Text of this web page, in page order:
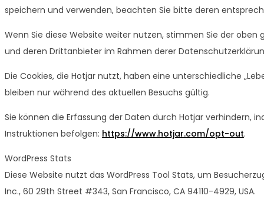
speichern und verwenden, beachten Sie bitte deren
Wenn Sie diese Website weiter nutzen, stimmen Sie der
und deren Drittanbieter im Rahmen derer
Die Cookies, die Hotjar nutzt, haben eine unterschiedliche
bleiben nur während des aktuellen Besuchs gültig.
Sie können die Erfassung der Daten durch Hotjar verhindern,
Instruktionen befolgen: https://www.hotjar.com/opt-out.
WordPress Stats
Diese Website nutzt das WordPress Tool Stats, um
Inc., 60 29th Street #343, San Francisco, CA 94110-4929, USA.